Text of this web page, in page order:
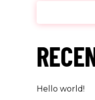
Hello world!